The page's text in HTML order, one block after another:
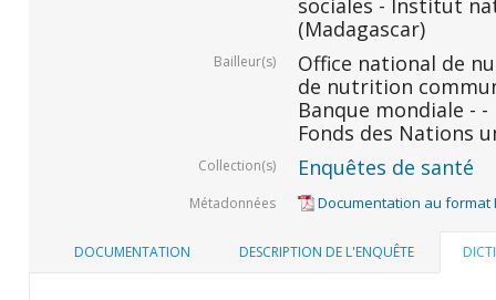
(Madagascar)
Bailleur(s)
Office national de
de nutrition
Banque mondiale - -
Fonds des Nations
Collection(s) Enquêtes de santé
Métadonnées Documentation au format
DOCUMENTATION DESCRIPTION DE L'ENQUÊTE